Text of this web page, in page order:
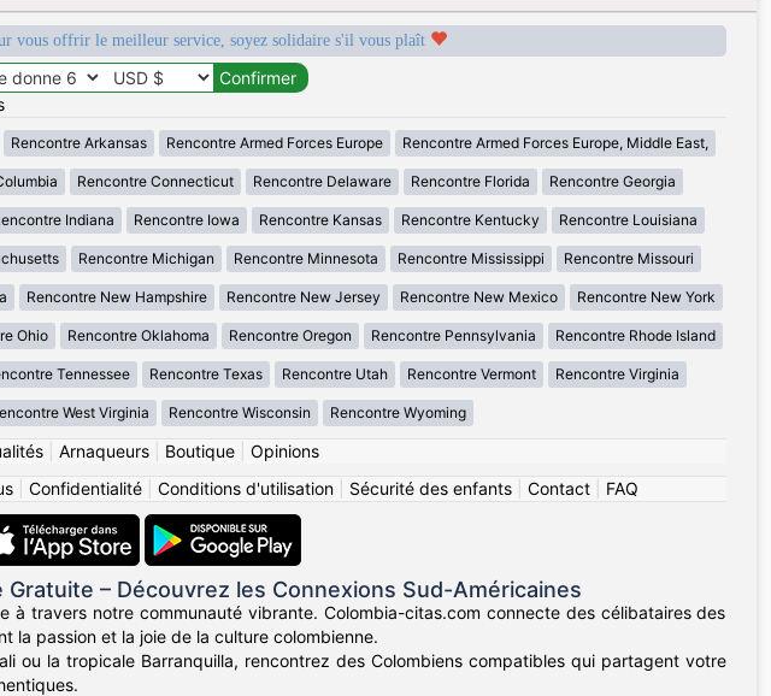
vous offrir le meilleur service, soyez solidaire s'il vous plaît
Rencontre Arkansas Rencontre Armed Forces Europe Rencontre Armed Forces Europe, Middle East,
Rencontre Connecticut Rencontre Delaware Rencontre Florida Rencontre Georgia
Indiana Rencontre Iowa Rencontre Kansas Rencontre Kentucky Rencontre Louisiana
Rencontre Michigan Rencontre Minnesota Rencontre Mississippi Rencontre Missouri
Rencontre New Hampshire Rencontre New Jersey Rencontre New Mexico Rencontre New York
Ohio Rencontre Oklahoma Rencontre Oregon Rencontre Pennsylvania Rencontre Rhode Island
Tennessee Rencontre Texas Rencontre Utah Rencontre Vermont Rencontre Virginia
West Virginia Rencontre Wisconsin Rencontre Wyoming
| Arnaqueurs| Boutique| Opinions
| Confidentialité| Conditions d'utilisation| Sécurité des enfants| Contact| FAQ
– Découvrez les Connexions Sud-Américaines
à travers notre communauté vibrante. Colombia-citas.com connecte des célibataires des
la passion et la joie de la culture colombienne.
ou la tropicale Barranquilla, rencontrez des Colombiens compatibles qui partagent votre